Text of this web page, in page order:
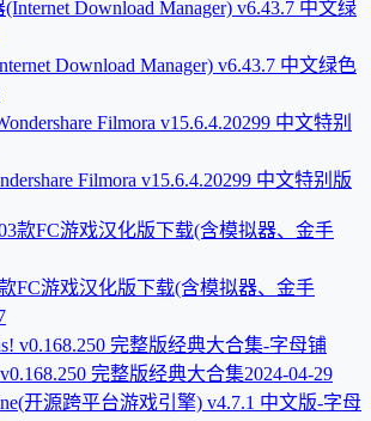
Download Manager) v6.43.7 中文绿色
Filmora v15.6.4.20299 中文特别版
FC游戏汉化版下载(含模拟器、金手
完整版经典大合集2024-04-29